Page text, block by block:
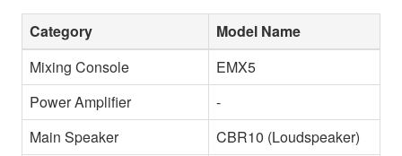
Category
Model Name
Mixing Console
EMX5
Power Amplifier
-
Main Speaker
CBR10 (Loudspeaker)